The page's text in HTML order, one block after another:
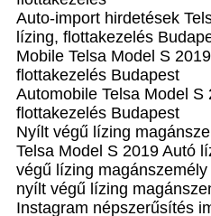
Auto-import hirdetések
lízing, flottakezelés
Mobile Telsa Model S
flottakezelés Budapest
Automobile Telsa Model S
flottakezelés Budapest
Nyílt végű lízing
Telsa Model S 2019 Autó
végű lízing magánszemély
nyílt végű lízing
Instagram népszerűsítés